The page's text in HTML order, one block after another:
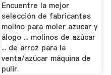
Encuentre la mejor
selección de fabricantes
molino para moler azucar y
álogo ... molinos de azúcar
... de arroz para la
venta/azúcar máquina de
pulir.